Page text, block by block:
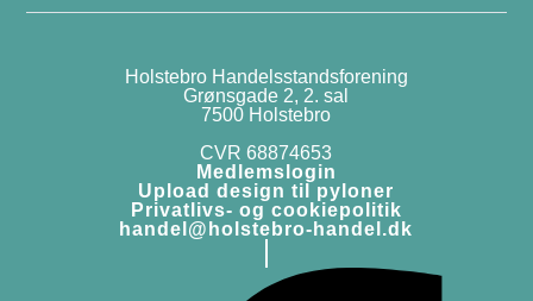
Holstebro Handelsstandsforening
Grønsgade 2, 2. sal
7500 Holstebro
CVR 68874653
Medlemslogin
Upload design til pyloner
Privatlivs- og cookiepolitik
handel@holstebro-handel.dk